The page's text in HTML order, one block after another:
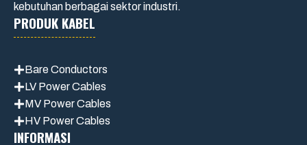
kebutuhan berbagai sektor industri.
PRODUK KABEL
Bare Conductors
LV Power Cables
MV Power Cables
HV Power Cables
INFORMASI